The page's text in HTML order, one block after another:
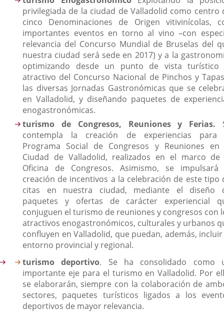
privilegiada de la ciudad de Valladolid como centro
cinco Denominaciones de Origen vitivinícolas,
importantes eventos en torno al vino –con
relevancia del Concurso Mundial de Bruselas del
nuestra ciudad será sede en 2017) y a la
optimizando desde un punto de vista turístico
atractivo del Concurso Nacional de Pinchos y
las diversas Jornadas Gastronómicas que se
en Valladolid, y diseñando paquetes de
enogastronómicas.
turismo de Congresos, Reuniones y Ferias.
contempla la creación de experiencias para
Programa Social de Congresos y Reuniones en
Ciudad de Valladolid, realizados en el marco de
Oficina de Congresos. Asimismo, se impulsará
creación de incentivos a la celebración de este tipo
citas en nuestra ciudad, mediante el diseño
paquetes y ofertas de carácter experiencial
conjuguen el turismo de reuniones y congresos con
atractivos enogastronómicos, culturales y urbanos
confluyen en Valladolid, que puedan, además,
entorno provincial y regional.
turismo deportivo. Se ha consolidado como
importante eje para el turismo en Valladolid. Por
se elaborarán, siempre con la colaboración de
sectores, paquetes turísticos ligados a los
deportivos de mayor relevancia.